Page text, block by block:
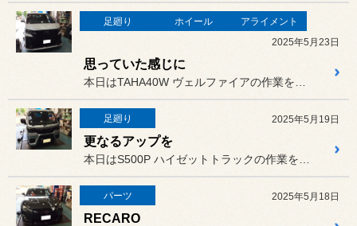
足廻り ホイール
アライメント
2025年5月23日
思っていた感じに
足廻り 2025年5月19日
更なるアップを
パーツ 2025年5月18日
RECARO